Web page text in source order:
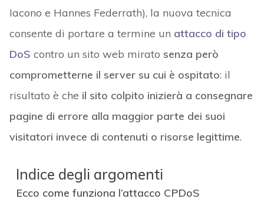
Iacono e Hannes Federrath), la nuova tecnica
consente di portare a termine un attacco di tipo
DoS contro un sito web mirato senza però
comprometterne il server su cui è ospitato: il
risultato è che il sito colpito inizierà a consegnare
pagine di errore alla maggior parte dei suoi
visitatori invece di contenuti o risorse legittime.
Indice degli argomenti
Ecco come funziona l’attacco CPDoS